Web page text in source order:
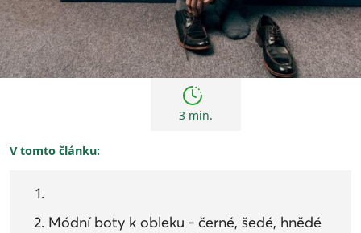
Tipy
3 min.
V tomto článku:
Módní boty k obleku - černé, šedé, hnědé